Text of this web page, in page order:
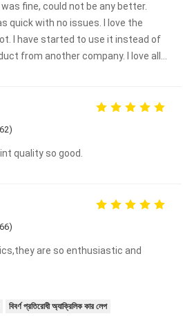
fine, could not be any better.
quick with no issues. I love the
I have started to use it instead of
from another company. I love all
quality so good.
are so enthusiastic and
বিবর্ণ প্রতিরোধী অ্যাক্রিলিক কার লেপ